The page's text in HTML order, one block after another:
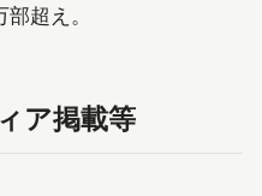
超え。
ア掲載等